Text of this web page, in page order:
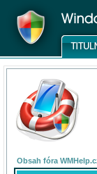
Obsah fóra